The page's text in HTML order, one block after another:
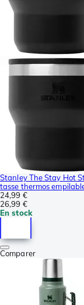
Stanley The Stay Hot
tasse thermos
24,99 €
26,99 €
En stock
Comparer